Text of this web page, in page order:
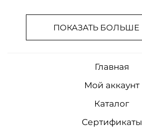
ПОКАЗАТЬ БОЛЬШЕ
Главная
Мой аккаунт
Каталог
Сертификаты